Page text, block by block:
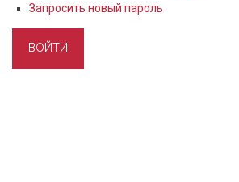
Запросить новый пароль